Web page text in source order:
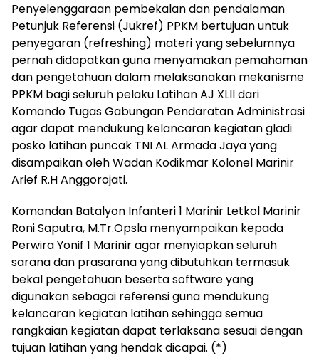
Penyelenggaraan pembekalan dan pendalaman
Petunjuk Referensi (Jukref) PPKM bertujuan untuk
penyegaran (refreshing) materi yang sebelumnya
pernah didapatkan guna menyamakan pemahaman
dan pengetahuan dalam melaksanakan mekanisme
PPKM bagi seluruh pelaku Latihan AJ XLII dari
Komando Tugas Gabungan Pendaratan Administrasi
agar dapat mendukung kelancaran kegiatan gladi
posko latihan puncak TNI AL Armada Jaya yang
disampaikan oleh Wadan Kodikmar Kolonel Marinir
Arief R.H Anggorojati.
Komandan Batalyon Infanteri 1 Marinir Letkol Marinir
Roni Saputra, M.Tr.Opsla menyampaikan kepada
Perwira Yonif 1 Marinir agar menyiapkan seluruh
sarana dan prasarana yang dibutuhkan termasuk
bekal pengetahuan beserta software yang
digunakan sebagai referensi guna mendukung
kelancaran kegiatan latihan sehingga semua
rangkaian kegiatan dapat terlaksana sesuai dengan
tujuan latihan yang hendak dicapai. (*)